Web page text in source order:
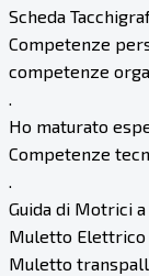
Scheda
Competenze
competenze
Ho maturato
Competenze
Guida di Motrici
Muletto
Muletto